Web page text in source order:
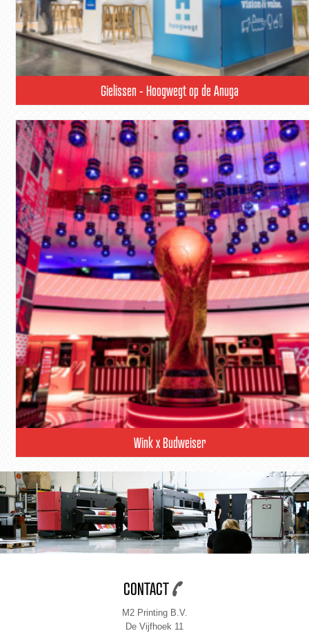
Gielissen - Hoogwegt op de Anuga
Wink x Budweiser
CONTACT
M2 Printing B.V.
De Vijfhoek 11